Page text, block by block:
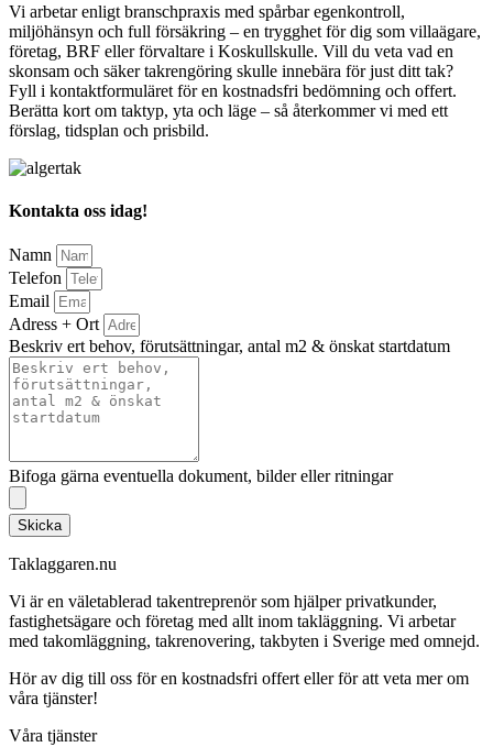
Vi arbetar enligt branschpraxis med spårbar egenkontroll,
miljöhänsyn och full försäkring – en trygghet för dig som villaägare,
företag, BRF eller förvaltare i Koskullskulle. Vill du veta vad en
skonsam och säker takrengöring skulle innebära för just ditt tak?
Fyll i kontaktformuläret för en kostnadsfri bedömning och offert.
Berätta kort om taktyp, yta och läge – så återkommer vi med ett
förslag, tidsplan och prisbild.
Kontakta oss idag!
Namn
Telefon
Email
Adress + Ort
Beskriv ert behov, förutsättningar, antal m2 & önskat startdatum
Bifoga gärna eventuella dokument, bilder eller ritningar
Skicka
Taklaggaren.nu
Vi är en väletablerad takentreprenör som hjälper privatkunder,
fastighetsägare och företag med allt inom takläggning. Vi arbetar
med takomläggning, takrenovering, takbyten i Sverige med omnejd.
Hör av dig till oss för en kostnadsfri offert eller för att veta mer om
våra tjänster!
Våra tjänster